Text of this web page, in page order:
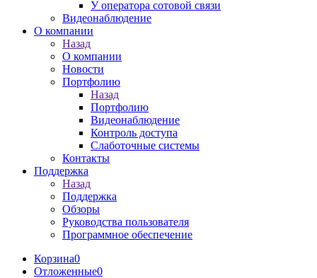
У оператора сотовой связи
Видеонаблюдение
О компании
Назад
О компании
Новости
Портфолию
Назад
Портфолию
Видеонаблюдение
Контроль доступа
Слаботочные системы
Контакты
Поддержка
Назад
Поддержка
Обзоры
Руководства пользователя
Программное обеспечение
Корзина0
Отложенные0